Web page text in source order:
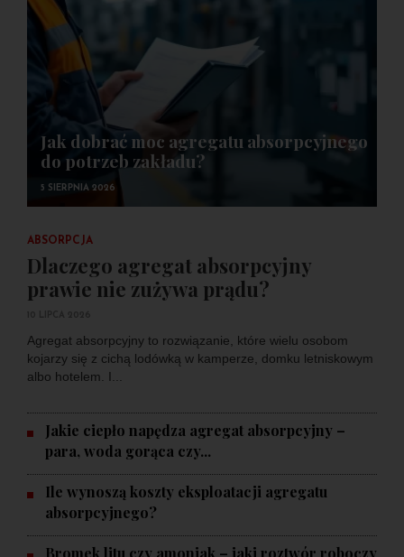
Jak dobrać moc agregatu absorpcyjnego
do potrzeb zakładu?
5 SIERPNIA 2026
ABSORPCJA
Dlaczego agregat absorpcyjny
prawie nie zużywa prądu?
Agregat absorpcyjny to rozwiązanie, które wielu osobom
kojarzy się z cichą lodówką w kamperze, domku letniskowym
albo hotelem. I...
Jakie ciepło napędza agregat absorpcyjny –
para, woda gorąca czy...
Ile wynoszą koszty eksploatacji agregatu
absorpcyjnego?